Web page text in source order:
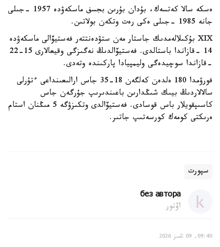
ەسكە سالا كەتسەك، بۇدان بۇرىن بجسف ماسكەۋدە 1957 -جىلى
جانە 1985 -جىلى ەكى رەت وتكەن بولاتىن.
XIX بۇكىلالەمدىك جاستار مەن ستۋدەنتتەر فەستيۆالى ماسكەۋدە
14 -قازاندا باستالدى. فەستيۆالدىڭ نەگىزگى وقيعالارى 15-22
-قازاندا سوچيدەگى وليمپيادا پاركىندە وتەدى.
فورۋمدا 180 ەلدەن كەلگەن 18-35 جاس ارالىعىنداعى ءتۇرلى
سالالاردىڭ بيىك شىڭدارىن باعىندىرىپ جۇرگەن جاس
كاسىپقويلار باس قوسادى. فەستيۆالدى وتكىزۋگە 5 مىڭنان استام
ەرىكتى كومەك كورسەتىپ جاتىر.
سپورت
без автора
اۆتور
09:40, 09 تامىز 2026